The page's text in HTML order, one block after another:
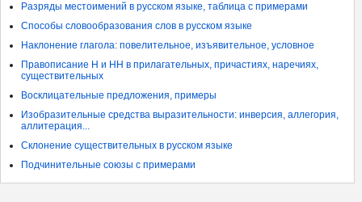
Разряды местоимений в русском языке, таблица с примерами
Способы словообразования слов в русском языке
Наклонение глагола: повелительное, изъявительное, условное
Правописание Н и НН в прилагательных, причастиях, наречиях,
существительных
Восклицательные предложения, примеры
Изобразительные средства выразительности: инверсия, аллегория,
аллитерация...
Склонение существительных в русском языке
Подчинительные союзы с примерами